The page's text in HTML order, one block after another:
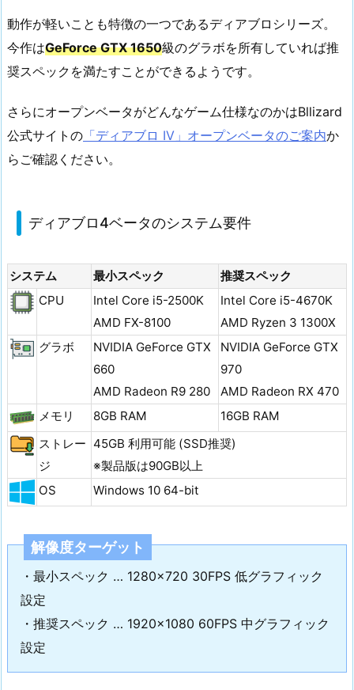
動作が軽いことも特徴の一つであるディアブロシリーズ。
今作はGeForce GTX 1650級のグラボを所有していれば推
奨スペックを満たすことができるようです。
さらにオープンベータがどんなゲーム仕様なのかはBllizard
公式サイトの 「ディアブロ IV」オープンベータのご案内か
らご確認ください。
ディアブロ4ベータのシステム要件
システム 最小スペック
推奨スペック
CPU
Intel Core i5-2500K
AMD FX-8100
Intel Core i5-4670K
AMD Ryzen 3 1300X
グラボ
NVIDIA GeForce GTX
660
AMD Radeon R9 280
NVIDIA GeForce GTX
970
AMD Radeon RX 470
メモリ
8GB RAM
16GB RAM
ストレー
ジ
45GB 利用可能 (SSD推奨)
※製品版は90GB以上
OS
Windows 10 64-bit
解像度ターゲット
・最小スペック … 1280×720 30FPS 低グラフィック
設定
・推奨スペック … 1920×1080 60FPS 中グラフィック
設定